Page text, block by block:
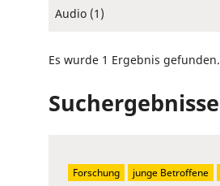
Audio (1)
Es wurde 1 Ergebnis gefunden.
Suchergebnisse
Forschung junge Betroffene